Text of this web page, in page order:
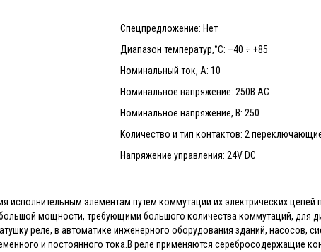
Спецпредложение: Нет
Диапазон температур,°С: –40 ÷ +85
Номинальный ток, А: 10
Номинальное напряжение: 250В АС
Номинальное напряжение, В: 250
Количество и тип контактов: 2
Напряжение управления: 24V DC
исполнительным элементам путем коммутации их электрических
мощности, требующими большого количества коммутаций, для
реле, в автоматике инженерного оборудования зданий, насосов,
и постоянного тока.В реле применяются серебросодержащие